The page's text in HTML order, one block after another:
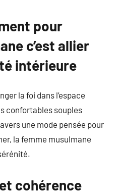
pour
c’est allier
intérieure
la foi dans l’espace
confortables souples
une mode pensée pour
la femme musulmane
cohérence